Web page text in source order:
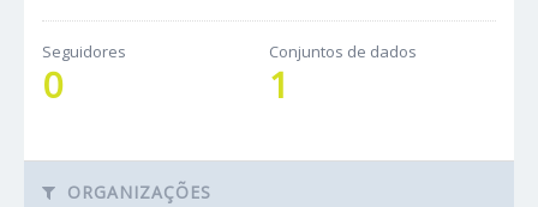
Seguidores
0
Conjuntos de dados
1
ORGANIZAÇÕES